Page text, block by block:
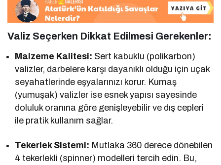
Valiz Seçerken Dikkat Edilmesi Gerekenler:
Malzeme Kalitesi: Sert kabuklu (polikarbon)
valizler, darbelere karşı dayanıklı olduğu için uçak
seyahatlerinde eşyalarınızı korur. Kumaş
(yumuşak) valizler ise esnek yapısı sayesinde
doluluk oranına göre genişleyebilir ve dış cepleri
ile pratik kullanım sağlar.
Tekerlek Sistemi: Mutlaka 360 derece dönebilen
4 tekerlekli (spinner) modelleri tercih edin. Bu,